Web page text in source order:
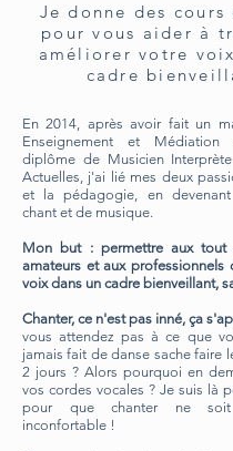
Je donne des cours
pour vous aider à
améliorer votre
cadre
En 2014, après avoir fait un
Enseignement et
diplôme de Musicien
Actuelles, j'ai lié mes deux
et la pédagogie, en
chant et de musique.
Mon but : permettre aux tout
amateurs et aux professionnels
voix dans un cadre bienveillant,
Chanter, ce n'est pas inné, ça
vous attendez pas à ce que
jamais fait de danse sache faire
2 jours ? Alors pourquoi en
vos cordes vocales ? Je suis là
pour que chanter ne
inconfortable !